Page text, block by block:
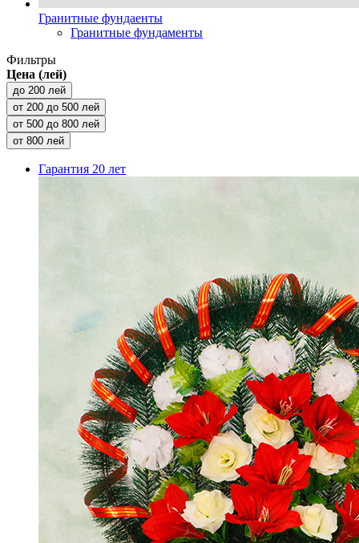
Гранитные фундаенты
Гранитные фундаменты
Фильтры
Цена (лей)
до 200 лей
от 200 до 500 лей
от 500 до 800 лей
от 800 лей
Гарантия 20 лет